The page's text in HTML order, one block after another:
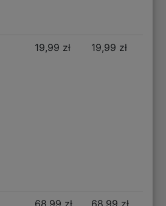
19,99 zł 19,99 zł
68,99 zł 68,99 zł